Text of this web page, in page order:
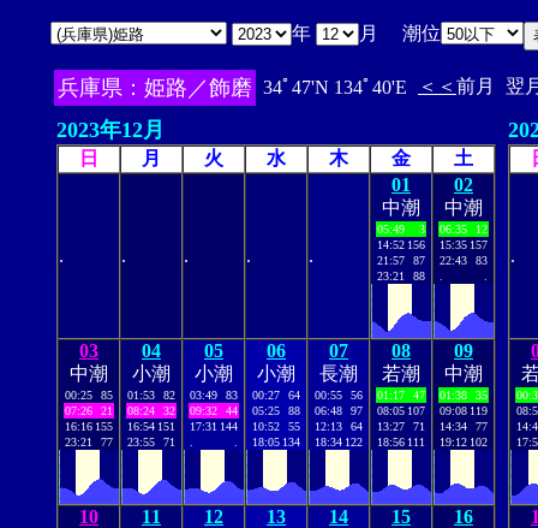
年 月 潮位
兵庫県：姫路／飾磨 34ﾟ47'N 134ﾟ40'E ＜＜ 前月 翌
2023年12月
日 月 火 水 木 金 土
. . . . .
01
中潮
05:49
3
14:52 156
21:57
87
23:21
88
02
中潮
06:35
12
15:35 157
22:43
83
03
中潮
00:25
85
07:26
21
16:16 155
23:21
77
04
小潮
01:53
82
08:24
32
16:54 151
23:55
71
05
小潮
03:49
83
09:32
44
17:31 144
06
小潮
00:27
64
05:25
88
10:52
55
18:05 134
07
長潮
00:55
56
06:48
97
12:13
64
18:34 122
08
若潮
01:17
47
08:05 107
13:27
71
18:56 111
09
中潮
01:38
35
09:08 119
14:34
77
19:12 102
10
11
12
13
14
15
16
.